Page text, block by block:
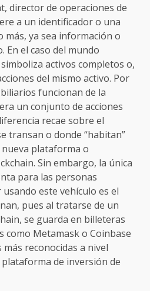
director de operaciones de
a un identificador o una
más, ya sea información o
En el caso del mundo
activos completos o,
del mismo activo. Por
funcionan de la
un conjunto de acciones
recae sobre el
transan o donde “habitan”
plataforma o
Sin embargo, la única
para las personas
este vehículo es el
pues al tratarse de un
se guarda en billeteras
como Metamask o Coinbase
reconocidas a nivel
de inversión de